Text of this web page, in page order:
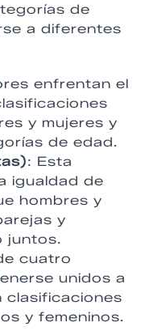
de
a diferentes
enfrentan el
y mujeres y
de edad.
: Esta
igualdad de
hombres y
y
juntos.
cuatro
unidos a
clasificaciones
y femeninos.